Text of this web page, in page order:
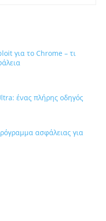
για το Chrome – τι
ένας πλήρης οδηγός
ασφάλειας για